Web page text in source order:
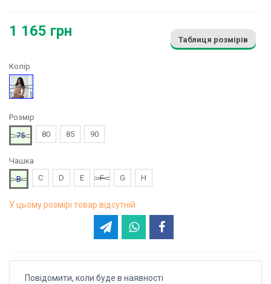
1 165 грн
Таблиця розмірів
Колір
Фіолетовий
Розмір
75
80 85 90
Чашка
B
C D E F G H
У цьому розмірі товар відсутній
Повідомити, коли буде в наявності